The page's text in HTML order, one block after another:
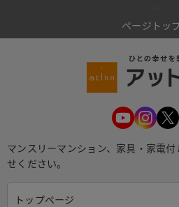
ページトッ
マンスリーマンション、家具・家電
せください。
トップページ